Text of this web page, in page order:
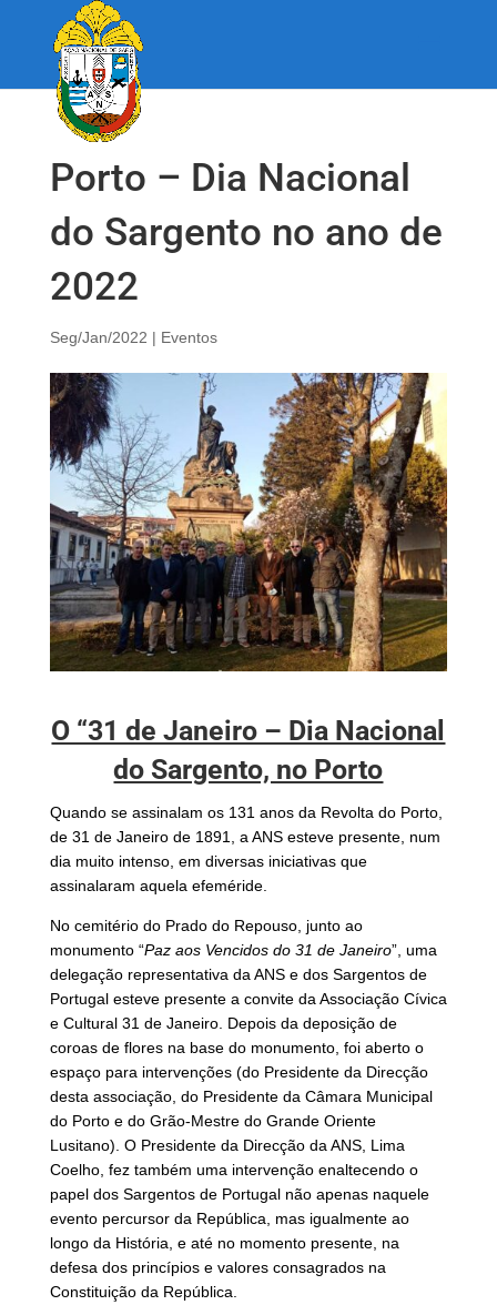
Porto – Dia Nacional
do Sargento no ano de
2022
Seg/Jan/2022 | Eventos
O “31 de Janeiro – Dia Nacional
do Sargento, no Porto
Quando se assinalam os 131 anos da Revolta do Porto,
de 31 de Janeiro de 1891, a ANS esteve presente, num
dia muito intenso, em diversas iniciativas que
assinalaram aquela efeméride.
No cemitério do Prado do Repouso, junto ao
monumento “Paz aos Vencidos do 31 de Janeiro”, uma
delegação representativa da ANS e dos Sargentos de
Portugal esteve presente a convite da Associação Cívica
e Cultural 31 de Janeiro. Depois da deposição de
coroas de flores na base do monumento, foi aberto o
espaço para intervenções (do Presidente da Direcção
desta associação, do Presidente da Câmara Municipal
do Porto e do Grão-Mestre do Grande Oriente
Lusitano). O Presidente da Direcção da ANS, Lima
Coelho, fez também uma intervenção enaltecendo o
papel dos Sargentos de Portugal não apenas naquele
evento percursor da República, mas igualmente ao
longo da História, e até no momento presente, na
defesa dos princípios e valores consagrados na
Constituição da República.